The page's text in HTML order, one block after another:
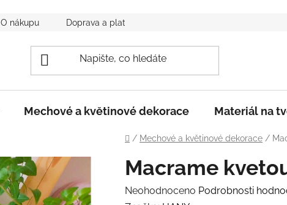
O nákupu Doprava a platba
Mechové a květinové dekorace Materiál na
Domů
/ Mechové a květinové dekorace /
Macrame
Průměrné
Neohodnoceno Podrobnosti